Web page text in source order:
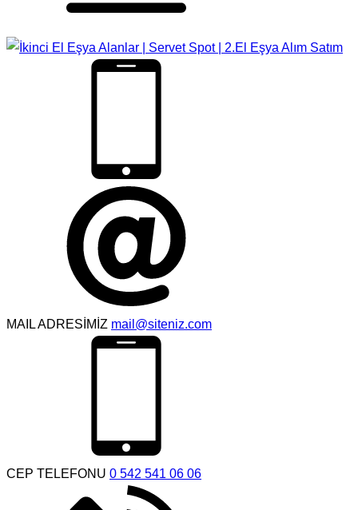
MAIL ADRESİMİZ mail@siteniz.com
CEP TELEFONU 0 542 541 06 06